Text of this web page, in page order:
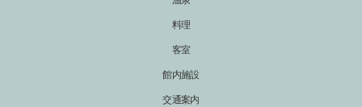
料理
客室
館内施設
交通案内